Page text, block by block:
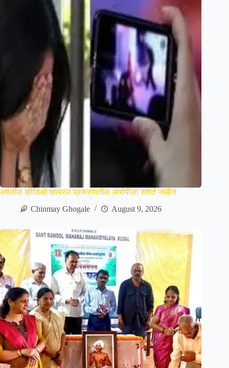
अश्लील व्हीडिओ व्हायरल प्रकरणातील आरोपीला सशर्त जामीन
Chinmay Ghogale
August 9, 2026